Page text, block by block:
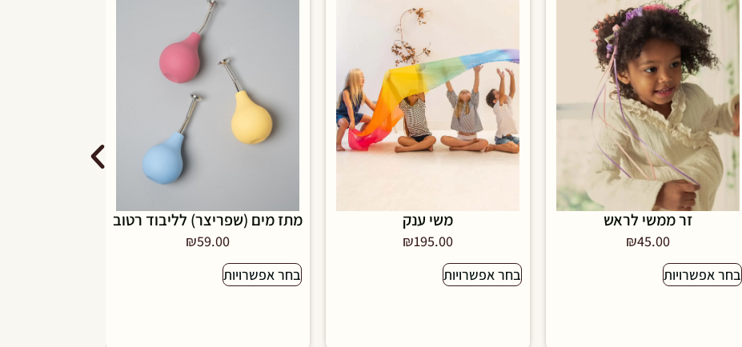
זר ממשי לראש
₪45.00
בחר אפשרויות
משי ענק
₪195.00
בחר אפשרויות
מתז מים (שפריצר) לליבוד רטוב
₪59.00
בחר אפשרויות